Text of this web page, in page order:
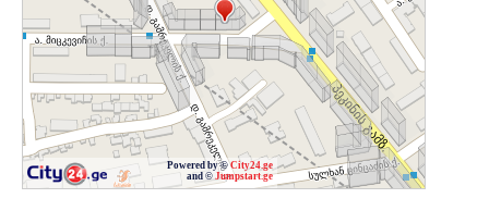
Powered by ©City24.ge
and © Jumpstart.ge